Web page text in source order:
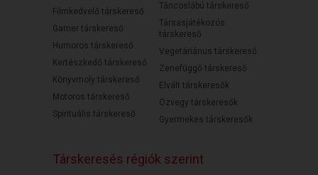
Filmkedvelő társkereső
Gamer társkereső
Humoros társkereső
Kertészkedő társkereső
Könyvmoly társkereső
Motoros társkereső
Spirituális társkereső
Táncoslábú társkereső
Társasjátékozós
társkereső
Vegetáriánus társkereső
Zenefüggő társkereső
Elvált társkeresők
Özvegy társkeresők
Gyermekes társkeresők
Társkeresés régiók szerint